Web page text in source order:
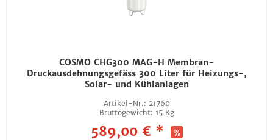
COSMO CHG300 MAG-H Membran-
Druckausdehnungsgefäss 300 Liter für Heizungs-,
Solar- und Kühlanlagen
Artikel-Nr.: 21760
Bruttogewicht: 15 Kg
589,00 € *